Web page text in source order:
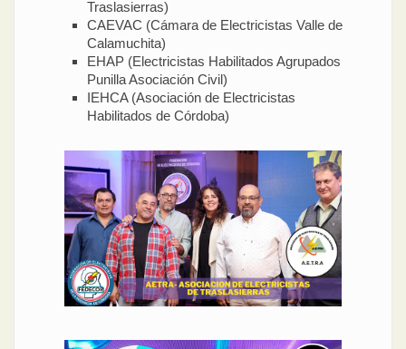
Traslasierras)
CAEVAC (Cámara de Electricistas Valle de
Calamuchita)
EHAP (Electricistas Habilitados Agrupados
Punilla Asociación Civil)
IEHCA (Asociación de Electricistas
Habilitados de Córdoba)